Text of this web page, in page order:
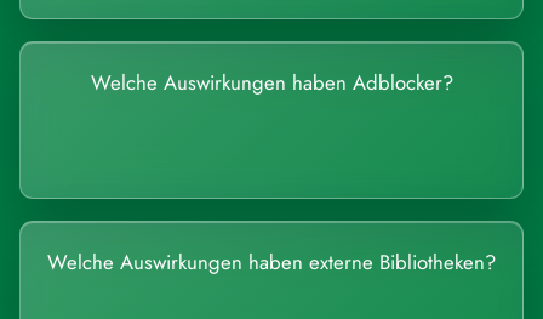
Welche Auswirkungen haben Adblocker?
Welche Auswirkungen haben externe Bibliotheken?